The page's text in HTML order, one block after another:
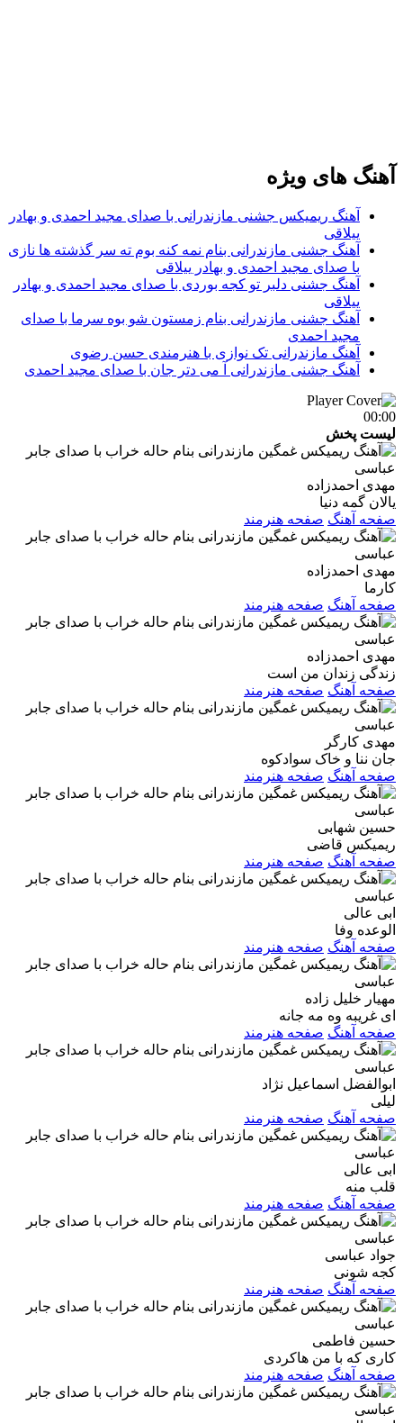
آهنگ های ویژه
آهنگ ریمیکس جشنی مازندرانی با صدای مجید احمدی و بهادر
ییلاقی
آهنگ جشنی مازندرانی بنام نمه کنه بوم ته سر گذشته ها نازی
با صدای مجید احمدی و بهادر ییلاقی
آهنگ جشنی دلبر تو کجه بوردی با صدای مجید احمدی و بهادر
ییلاقی
آهنگ جشنی مازندرانی بنام زمستون شو بوه سرما با صدای
مجید احمدی
آهنگ مازندرانی تک نوازی با هنرمندی حسن رضوی
آهنگ جشنی مازندرانی آ می دتر جان با صدای مجید احمدی
00:00
لیست پخش
مهدی احمدزاده
یالان گمه دنیا
صفحه آهنگ صفحه هنرمند
مهدی احمدزاده
کارما
صفحه آهنگ صفحه هنرمند
مهدی احمدزاده
زندگی زندان من است
صفحه آهنگ صفحه هنرمند
مهدی کارگر
جان ننا و خاک سوادکوه
صفحه آهنگ صفحه هنرمند
حسین شهابی
ریمیکس قاضی
صفحه آهنگ صفحه هنرمند
ابی عالی
الوعده وفا
صفحه آهنگ صفحه هنرمند
مهیار خلیل زاده
ای غریبه وه مه جانه
صفحه آهنگ صفحه هنرمند
ابوالفضل اسماعیل نژاد
لیلی
صفحه آهنگ صفحه هنرمند
ابی عالی
قلب منه
صفحه آهنگ صفحه هنرمند
جواد عباسی
کجه شونی
صفحه آهنگ صفحه هنرمند
حسین فاطمی
کاری که با من هاکردی
صفحه آهنگ صفحه هنرمند